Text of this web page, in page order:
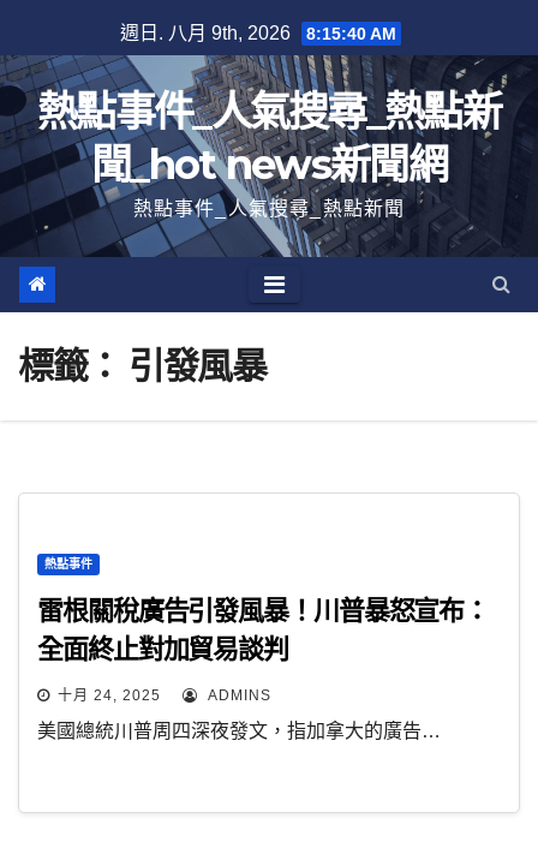
至
內
容
週日. 八月 9th, 2026 8:15:41 AM
熱點事件_人氣搜尋_熱點新
聞_hot news新聞網
熱點事件_人氣搜尋_熱點新聞
標籤： 引發風暴
熱點事件
雷根關稅廣告引發風暴！川普暴怒宣布：
全面終止對加貿易談判
十月 24, 2025 ADMINS
美國總統川普周四深夜發文，指加拿大的廣告…